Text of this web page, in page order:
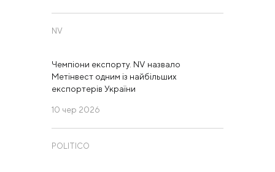
NV
Чемпіони експорту. NV назвало
Метінвест одним із найбільших
експортерів України
10 чер 2026
POLITICO